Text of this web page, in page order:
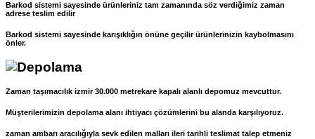
Barkod sistemi sayesinde ürünleriniz tam zamanında söz verdiğimiz zaman
adrese teslim edilir
Barkod sistemi sayesinde karışıklığın önüne geçilir ürünlerinizin kaybolmasını
önler.
Zaman taşımacılık izmir 30.000 metrekare kapalı alanlı depomuz mevcuttur.
Müşterilerimizin depolama alanı ihtiyacı çözümlerini bu alanda karşılıyoruz.
zaman ambarı aracılığıyla sevk edilen malları ileri tarihli teslimat talep etmeniz